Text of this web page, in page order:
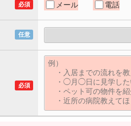
必須 メール 電話
任意
必須